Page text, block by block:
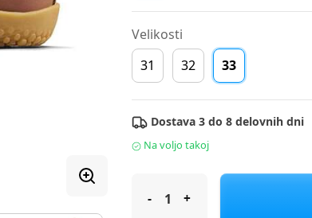
Velikosti
31
32 33
Dostava 3 do 8 delovnih dni
Na voljo takoj
Vivobarefoot čevelj gležnjar